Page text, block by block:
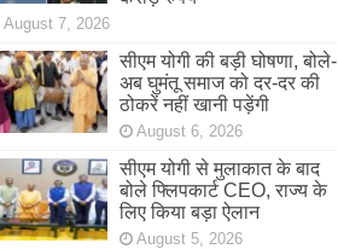
August 7, 2026
सीएम योगी की बड़ी घोषणा, बोले-
अब घुमंतू समाज को दर-दर की
ठोकरें नहीं खानी पड़ेंगी
August 6, 2026
सीएम योगी से मुलाकात के बाद
बोले फ्लिपकार्ट CEO, राज्य के
लिए किया बड़ा ऐलान
August 5, 2026